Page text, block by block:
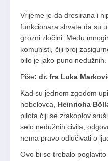
Vrijeme je da dresirana i
funkcionara shvate da su
grozni zločini. Među
komunisti, čiji broj
bilo je jako puno nedužnih.
Piše: dr. fra Luka
Kad su jednom zgodom
nobelovca, Heinricha
pilota čiji se zrakoplov
selo nedužnih civila,
nema pravo odlučivati o
Ovo bi se trebalo